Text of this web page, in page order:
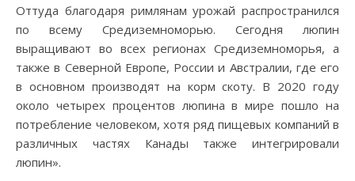
Оттуда благодаря римлянам урожай распространился
по всему Средиземноморью. Сегодня люпин
выращивают во всех регионах Средиземноморья, а
также в Северной Европе, России и Австралии, где его
в основном производят на корм скоту. В 2020 году
около четырех процентов люпина в мире пошло на
потребление человеком, хотя ряд пищевых компаний в
различных частях Канады также интегрировали
люпин».